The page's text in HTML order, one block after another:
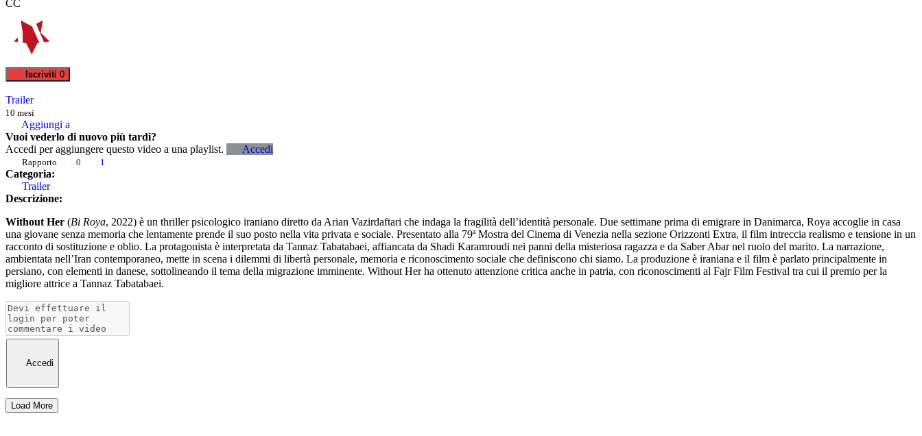
CC
Iscriviti 0
Trailer
10 mesi
Aggiungi a
Vuoi vederlo di nuovo più tardi?
Accedi per aggiungere questo video a una playlist.
Accedi
Rapporto 0 1
Categoria:
Trailer
Descrizione:
Without Her (Bi Roya, 2022) è un thriller psicologico iraniano diretto da Arian Vazirdaftari che indaga la fragilità dell’identità personale. Due settimane prima di emigrare in Danimarca, Roya accoglie in casa
una giovane senza memoria che lentamente prende il suo posto nella vita privata e sociale. Presentato alla 79ª Mostra del Cinema di Venezia nella sezione Orizzonti Extra, il film intreccia realismo e tensione in un
racconto di sostituzione e oblio. La protagonista è interpretata da Tannaz Tabatabaei, affiancata da Shadi Karamroudi nei panni della misteriosa ragazza e da Saber Abar nel ruolo del marito. La narrazione,
ambientata nell’Iran contemporaneo, mette in scena i dilemmi di libertà personale, memoria e riconoscimento sociale che definiscono chi siamo. La produzione è iraniana e il film è parlato principalmente in
persiano, con elementi in danese, sottolineando il tema della migrazione imminente. Without Her ha ottenuto attenzione critica anche in patria, con riconoscimenti al Fajr Film Festival tra cui il premio per la
migliore attrice a Tannaz Tabatabaei.
Accedi
Load More